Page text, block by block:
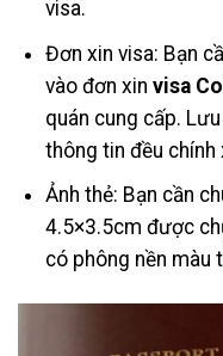
visa.
Đơn xin visa: Bạn
vào đơn xin visa
quán cung cấp.
thông tin đều chính
Ảnh thẻ: Bạn cần
4.5×3.5cm được
có phông nền màu